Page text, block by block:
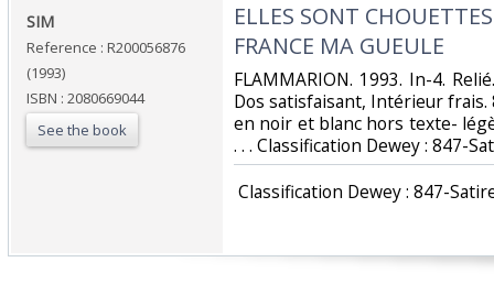
‎SIM‎
Reference : R200056876
(1993)
ISBN : 2080669044
See the book
‎ELLES SONT
FRANCE MA GUEULE‎
‎FLAMMARION. 1993. In-4.
Dos satisfaisant, Intérieur
en noir et blanc hors texte-
. . . Classification Dewey : 847-
Classification Dewey : 847-